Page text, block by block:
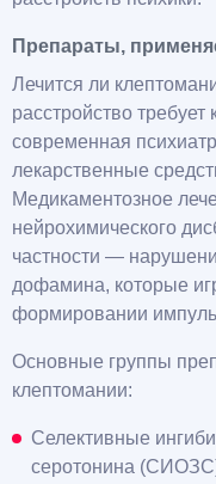
Препараты,
Лечится ли
расстройство
современная
лекарственные
Медикаментозное
нейрохимического
частности —
дофамина, которые
формировании
Основные группы
клептомании:
Селективные
серотонина